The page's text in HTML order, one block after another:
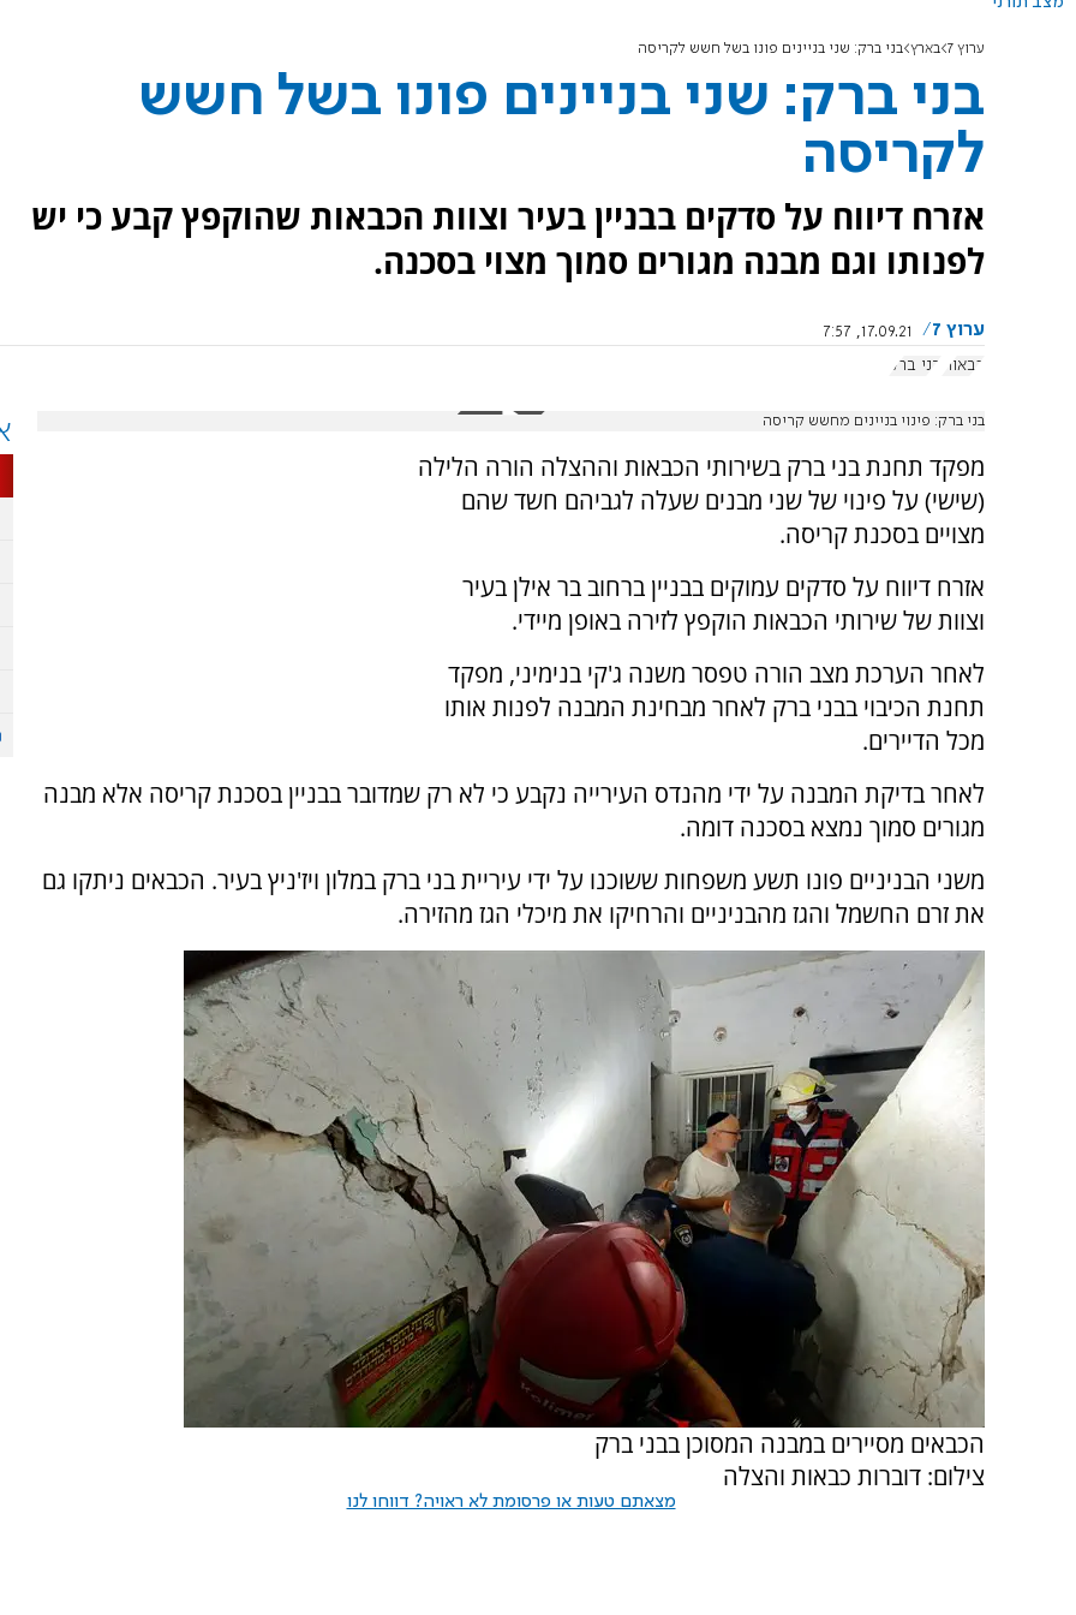
ערוץ 7 בארץ בני ברק: שני בניינים פונו בשל חשש לקריסה
בני ברק: שני בניינים פונו בשל חשש
לקריסה
אזרח דיווח על סדקים בבניין בעיר וצוות הכבאות שהוקפץ קבע כי יש
לפנותו וגם מבנה מגורים סמוך מצוי בסכנה.
ערוץ 7
17.09.21, 7:57
כבאות
בני ברק
בני ברק: פינוי בניינים מחשש קריסה
מפקד תחנת בני ברק בשירותי הכבאות וההצלה הורה הלילה
(שישי) על פינוי של שני מבנים שעלה לגביהם חשד שהם
מצויים בסכנת קריסה.
אזרח דיווח על סדקים עמוקים בבניין ברחוב בר אילן בעיר
וצוות של שירותי הכבאות הוקפץ לזירה באופן מיידי.
לאחר הערכת מצב הורה טפסר משנה ג'קי בנימיני, מפקד
תחנת הכיבוי בבני ברק לאחר מבחינת המבנה לפנות אותו
מכל הדיירים.
לאחר בדיקת המבנה על ידי מהנדס העירייה נקבע כי לא רק שמדובר בבניין בסכנת קריסה אלא מבנה
מגורים סמוך נמצא בסכנה דומה.
משני הבניניים פונו תשע משפחות ששוכנו על ידי עיריית בני ברק במלון ויז'ניץ בעיר. הכבאים ניתקו גם
את זרם החשמל והגז מהבניניים והרחיקו את מיכלי הגז מהזירה.
הכבאים מסיירים במבנה המסוכן בבני ברק
צילום: דוברות כבאות והצלה
מצאתם טעות או פרסומת לא ראויה? דווחו לנו